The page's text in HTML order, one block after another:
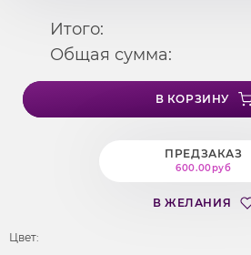
Итого:
Общая сумма:
В КОРЗИНУ
ПРЕДЗАКАЗ
600.00руб
В ЖЕЛАНИЯ
Цвет: